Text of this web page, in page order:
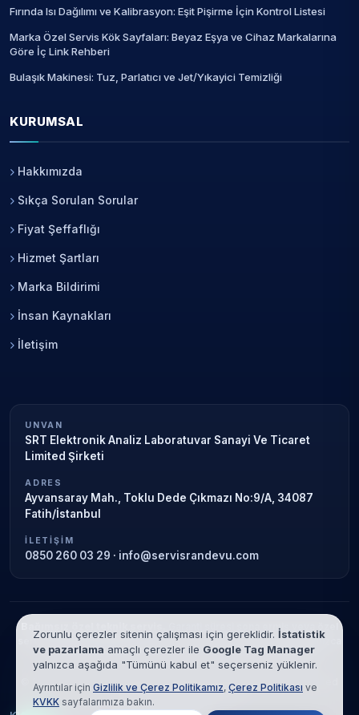
Fırında Isı Dağılımı ve Kalibrasyon: Eşit Pişirme İçin Kontrol Listesi
Marka Özel Servis Kök Sayfaları: Beyaz Eşya ve Cihaz Markalarına
Göre İç Link Rehberi
Bulaşık Makinesi: Tuz, Parlatıcı ve Jet/Yıkayici Temizliği
KURUMSAL
Hakkımızda
Sıkça Sorulan Sorular
Fiyat Şeffaflığı
Hizmet Şartları
Marka Bildirimi
İnsan Kaynakları
İletişim
UNVAN
SRT Elektronik Analiz Laboratuvar Sanayi Ve Ticaret
Limited Şirketi
ADRES
Ayvansaray Mah., Toklu Dede Çıkmazı No:9/A, 34087
Fatih/İstanbul
İLETIŞIM
0850 260 03 29 · info@servisrandevu.com
Garanti süresi sona ermiş veya özel
servis kapsamındaki cihazlar için hizmet verilir. Marka adları yalnızca
tanımlama amaçlıdır; yetkili servis ilişkisi bulunmamaktadır.
© 2026 SRT Elektronik Analiz Laboratuvar Sanayi Ve Ticaret Limited
Şirketi. Tüm hakları saklıdır.
Zorunlu çerezler sitenin çalışması için gereklidir. İstatistik
ve pazarlama amaçlı çerezler ile Google Tag Manager
yalnızca aşağıda "Tümünü kabul et" seçerseniz yüklenir.
Ayrıntılar için Gizlilik ve Çerez Politikamız, Çerez Politikası ve
KVKK sayfalarımıza bakın.